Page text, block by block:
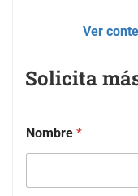
Ver
Solicita
Nombre *